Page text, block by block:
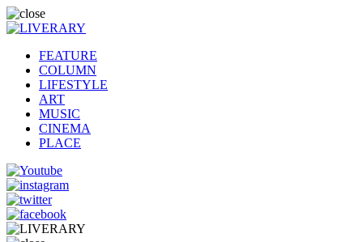
FEATURE
COLUMN
LIFESTYLE
ART
MUSIC
CINEMA
PLACE